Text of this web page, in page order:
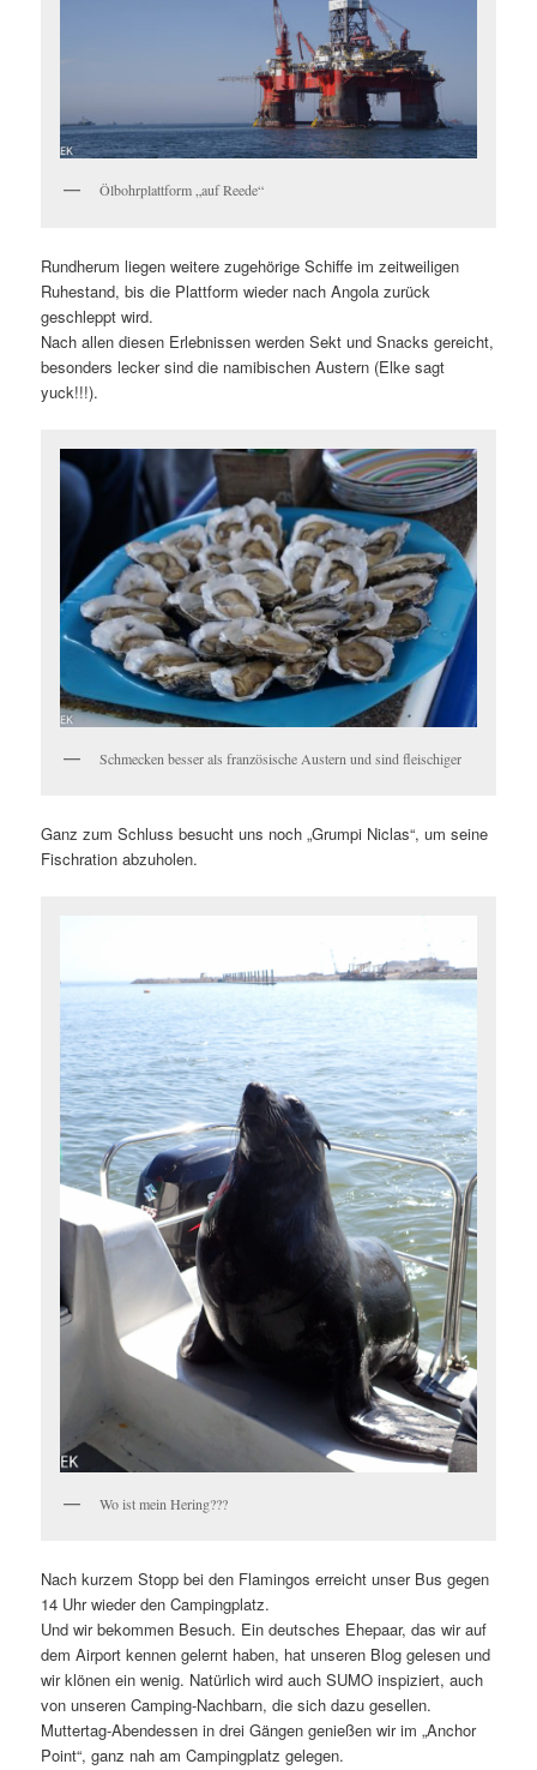
Ölbohrplattform „auf Reede“
Rundherum liegen weitere zugehörige Schiffe im zeitweiligen
Ruhestand, bis die Plattform wieder nach Angola zurück
geschleppt wird.
Nach allen diesen Erlebnissen werden Sekt und Snacks gereicht,
besonders lecker sind die namibischen Austern (Elke sagt
yuck!!!).
Schmecken besser als französische Austern und sind fleischiger
Ganz zum Schluss besucht uns noch „Grumpi Niclas“, um seine
Fischration abzuholen.
Wo ist mein Hering???
Nach kurzem Stopp bei den Flamingos erreicht unser Bus gegen
14 Uhr wieder den Campingplatz.
Und wir bekommen Besuch. Ein deutsches Ehepaar, das wir auf
dem Airport kennen gelernt haben, hat unseren Blog gelesen und
wir klönen ein wenig. Natürlich wird auch SUMO inspiziert, auch
von unseren Camping-Nachbarn, die sich dazu gesellen.
Muttertag-Abendessen in drei Gängen genießen wir im „Anchor
Point“, ganz nah am Campingplatz gelegen.